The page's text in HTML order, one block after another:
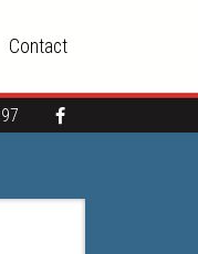
Contact